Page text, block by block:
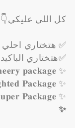
كل اللي عليكي👇
✅ هتختاري احلي
✅هتختاري
✨ 𝐂𝐡𝐞𝐞𝐫𝐲 𝐩𝐚𝐜𝐤𝐚𝐠𝐞
✨ 𝐃𝐞𝐥𝐢𝐠𝐡𝐭𝐞𝐝 𝐏𝐚𝐜𝐤𝐚𝐠𝐞
✨ 𝐒𝐮𝐩𝐞𝐫-𝐃𝐮𝐩𝐞𝐫 𝐏𝐚𝐜𝐤𝐚𝐠𝐞
✨